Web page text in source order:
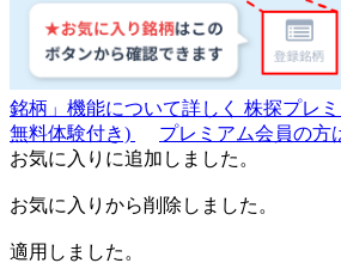
銘柄」機能について詳しく 株探プレ
無料体験付き)
プレミアム会員の方
お気に入りに追加しました。
お気に入りから削除しました。
適用しました。